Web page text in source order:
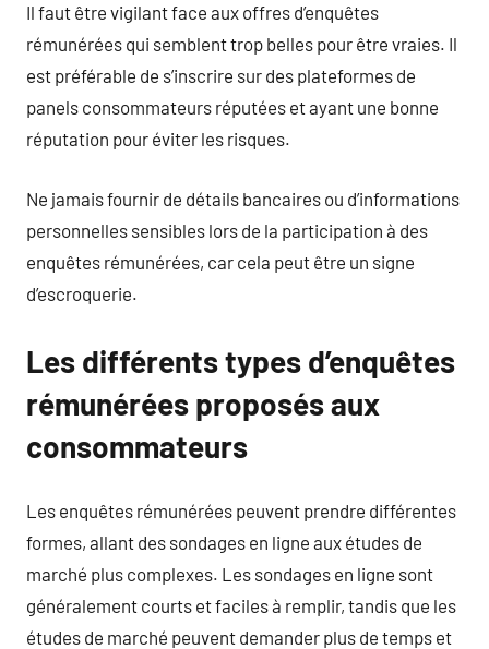
Il faut être vigilant face aux offres d’enquêtes
rémunérées qui semblent trop belles pour être vraies. Il
est préférable de s’inscrire sur des plateformes de
panels consommateurs réputées et ayant une bonne
réputation pour éviter les risques.
Ne jamais fournir de détails bancaires ou d’informations
personnelles sensibles lors de la participation à des
enquêtes rémunérées, car cela peut être un signe
d’escroquerie.
Les différents types d’enquêtes
rémunérées proposés aux
consommateurs
Les enquêtes rémunérées peuvent prendre différentes
formes, allant des sondages en ligne aux études de
marché plus complexes. Les sondages en ligne sont
généralement courts et faciles à remplir, tandis que les
études de marché peuvent demander plus de temps et